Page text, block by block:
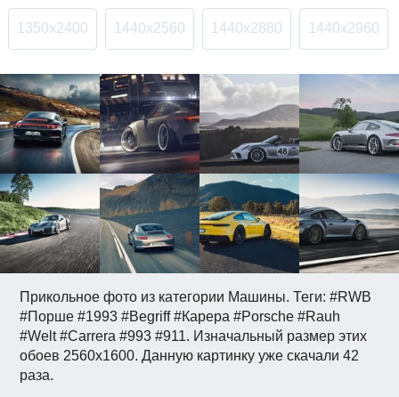
Прикольное фото из категории Машины. Теги: #RWB
#Порше #1993 #Begriff #Карера #Porsche #Rauh
#Welt #Carrera #993 #911. Изначальный размер этих
обоев 2560x1600. Данную картинку уже скачали 42
раза.
1350x2400 1440x2560 1440x2880 1440x2960